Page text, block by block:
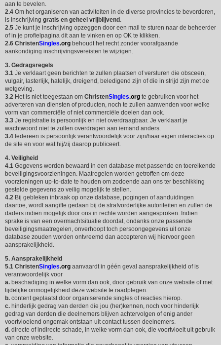
aan te bevelen.
2.4 Om het organiseren van activiteiten in de diverse provincies te bevorderen,
is inschrijving gratis en geheel vrijblijvend .
2.5 Je kunt je inschrijving opzeggen door een mail te sturen naar de beheerder
of in je profielpagina dit aan te vinken en op OK te klikken.
2.6 ChristenSingles.org behoudt het recht zonder voorafgaande
aankondiging inschrijvingsvereisten te wijzigen.
3. Gedragsregels
3.1 Je verklaart geen berichten te zullen plaatsen of versturen die obsceen,
vulgair, lasterlijk, hatelijk, dreigend, beledigend zijn of die in strijd zijn met de
wetgeving.
3.2 Het is niet toegestaan om ChristenSingles.org te gebruiken voor het
adverteren van diensten of producten, noch te zullen aanwenden voor welke
vorm van commerciële of niet commerciële doelen dan ook.
3.3 Je registratie is persoonlijk en niet overdraagbaar. Je verklaart je
wachtwoord niet te zullen overdragen aan iemand anders.
3.4 Iedereen is persoonlijk verantwoordelijk voor zijn/haar eigen interacties op
de site en voor wat hij/zij daarop publiceert.
4. Veiligheid
4.1 Gegevens worden bewaard in een database met passende en toereikende
beveiligingsvoorzieningen. Maatregelen worden getroffen om deze
voorzieningen up-to-date te houden om zodoende aan ons ter beschikking
gestelde gegevens zo veilig mogelijk te stellen.
4.2 Bij gebleken inbraak op onze database, pogingen of aanduidingen
daartoe, wordt aangifte gedaan bij de strafvorderlijke autoriteiten en zullen de
daders indien mogelijk door ons in rechte worden aangesproken. Indien
sprake is van een overmachtsituatie doordat, ondanks onze passende
beveiligingsmaatregelen, onverhoopt toch persoongegevens uit onze
database zouden worden ontvreemd dan accepteren wij hiervoor geen
aansprakelijkheid.
5. Aansprakelijkheid
5.1 ChristenSingles.org aanvaardt in géén geval aansprakelijkheid of is
verantwoordelijk voor
a. beschadiging in welke vorm dan ook, door gebruik van onze website of met
tijdelijke onmogelijkheid deze website te raadplegen.
b. content geplaatst door organiserende singles of reacties hierop.
c. hinderlijk gedrag van derden die jou (her)kennen, noch voor hinderlijk
gedrag van derden die deelnemers blijven achtervolgen of enig ander
voortvloeiend ongemak ontstaan uit contact tussen deelnemers.
d. directe of indirecte schade, in welke vorm dan ook, die voortvloeit uit gebruik
van onze website.